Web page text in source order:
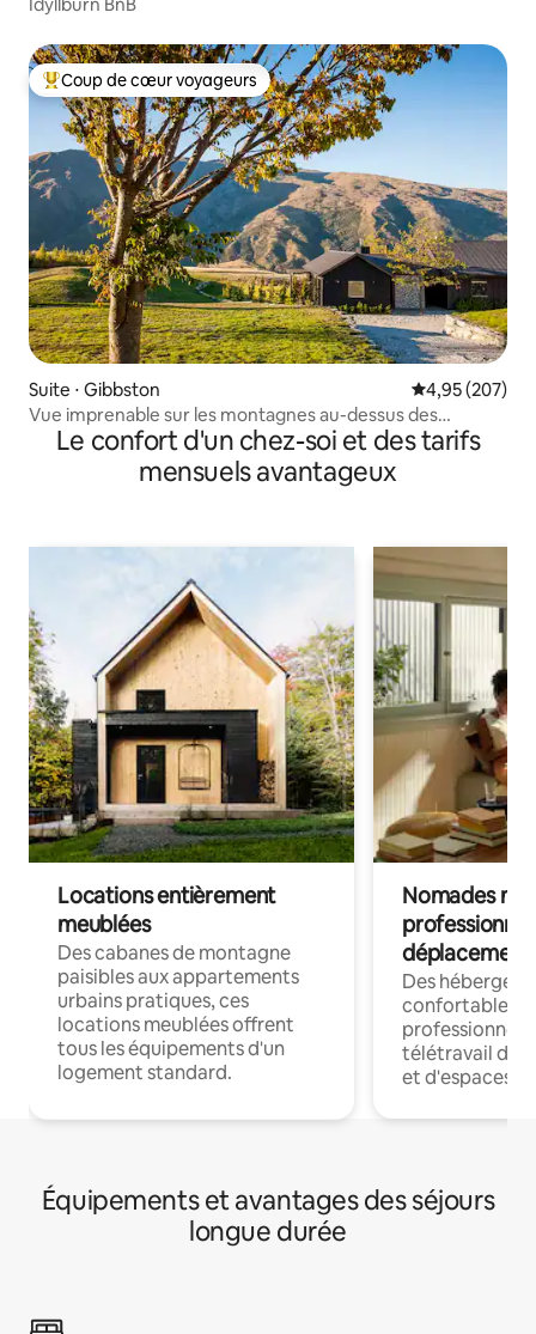
Coups de cœur voyageurs les plus appréciés
Coup de cœur voyageurs
Suite ⋅ Gibbston Évaluation
4,95 (207)
Vue imprenable sur les montagnes au-dessus des
vignobles de Gibbston.
Le confort d'un chez-soi et des tarifs
mensuels avantageux
Locations entièrement
meublées
Des cabanes de montagne
paisibles aux appartements
urbains pratiques, ces
locations meublées offrent
tous les équipements d'un
logement standard.
Nomades
déplacement
Des
confortables
professionnels
télétravail
et d'espaces
Équipements et avantages des séjours
longue durée